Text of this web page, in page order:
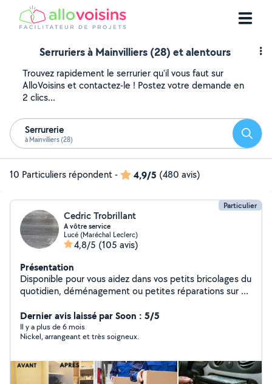
Serruriers à Mainvilliers (28) et alentours
Trouvez rapidement le serrurier qu'il vous faut sur
AlloVoisins et contactez-le ! Postez votre demande en
2 clics...
Serrurerie
à Mainvilliers (28)
10 Particuliers répondent- 4,9/5 (480 avis)
Particulier
Cedric Trobrillant
A vôtre service
Lucé (Maréchal Leclerc)
4,8/5 (105 avis)
Présentation
Disponible pour vous aidez dans vos petits bricolages du
quotidien, déménagement ou petites réparations sur un
pointilleuse.
Dernier avis laissé par Soon : 5/5
Il y a plus de 6 mois
Nickel, arrangeant et très soigneux.